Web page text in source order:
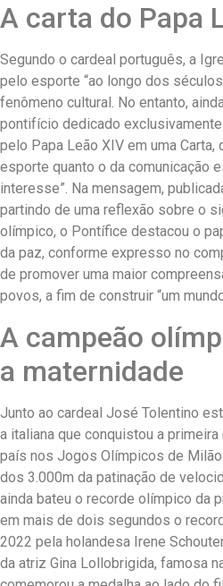
A carta do Papa
Segundo o cardeal português, a
pelo esporte “ao longo dos
fenômeno cultural. No entanto,
pontifício dedicado
pelo Papa Leão XIV em uma Carta,
esporte quanto o da comunicação
interesse”. Na mensagem,
partindo de uma reflexão sobre o
olímpico, o Pontífice destacou o
da paz, conforme expresso no
de promover uma maior
povos, a fim de construir “um
A campeão
a maternidade
Junto ao cardeal José Tolentino
a italiana que conquistou a
país nos Jogos Olímpicos de
dos 3.000m da patinação de
ainda bateu o recorde olímpico da
em mais de dois segundos o
2022 pela holandesa Irene
da atriz Gina Lollobrigida, famosa